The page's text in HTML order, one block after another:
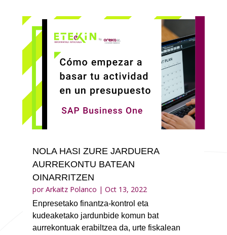
NOLA HASI ZURE JARDUERA
AURREKONTU BATEAN
OINARRITZEN
porArkaitz Polanco | Oct 13, 2022
Enpresetako finantza-kontrol eta
kudeaketako jardunbide komun bat
aurrekontuak erabiltzea da, urte fiskalean